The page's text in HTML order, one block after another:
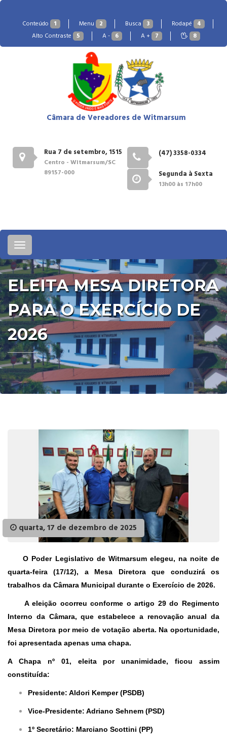
Conteúdo 1 Menu 2 Busca 3 Rodapé 4
Alto Contraste 5 A - 6 A + 7 8
Câmara de Vereadores de Witmarsum
Rua 7 de setembro, 1515
Centro - Witmarsum/SC
89157-000
(47) 3358-0334
Segunda à Sexta
13h00 às 17h00
Toggle
navigation
ELEITA MESA DIRETORA
PARA O EXERCÍCIO DE
2026
quarta, 17 de dezembro de 2025
O Poder Legislativo de Witmarsum elegeu, na noite de
quarta-feira (17/12), a Mesa Diretora que conduzirá os
trabalhos da Câmara Municipal durante o Exercício de 2026.
A eleição ocorreu conforme o artigo 29 do Regimento
Interno da Câmara, que estabelece a renovação anual da
Mesa Diretora por meio de votação aberta. Na oportunidade,
foi apresentada apenas uma chapa.
A Chapa nº 01, eleita por unanimidade, ficou assim
constituída:
Presidente: Aldori Kemper (PSDB)
Vice-Presidente: Adriano Sehnem (PSD)
1º Secretário: Marciano Scottini (PP)